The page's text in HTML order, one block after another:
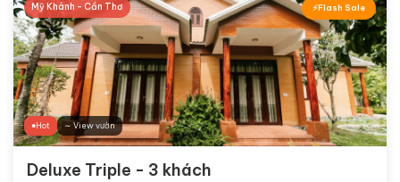
Flash Sale
Mỹ Khánh - Cần Thơ
Hot ∼ View vườn
Deluxe Triple - 3 khách